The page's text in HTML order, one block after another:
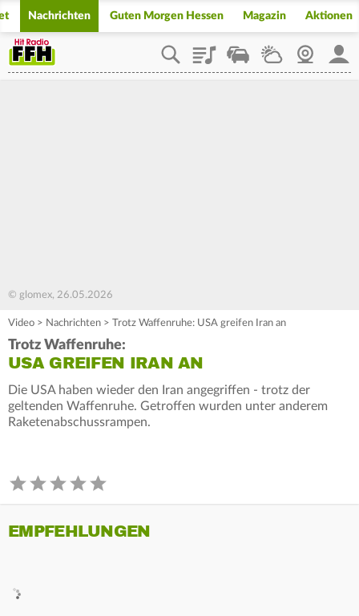
Nachrichten Guten Morgen Hessen Magazin Aktionen
PlaylistStaupilotWetterWebcam
© glomex, 26.05.2026
Video > Nachrichten > Trotz Waffenruhe: USA greifen Iran an
Trotz Waffenruhe:
USA GREIFEN IRAN AN
Die USA haben wieder den Iran angegriffen - trotz der
geltenden Waffenruhe. Getroffen wurden unter anderem
Raketenabschussrampen.
EMPFEHLUNGEN